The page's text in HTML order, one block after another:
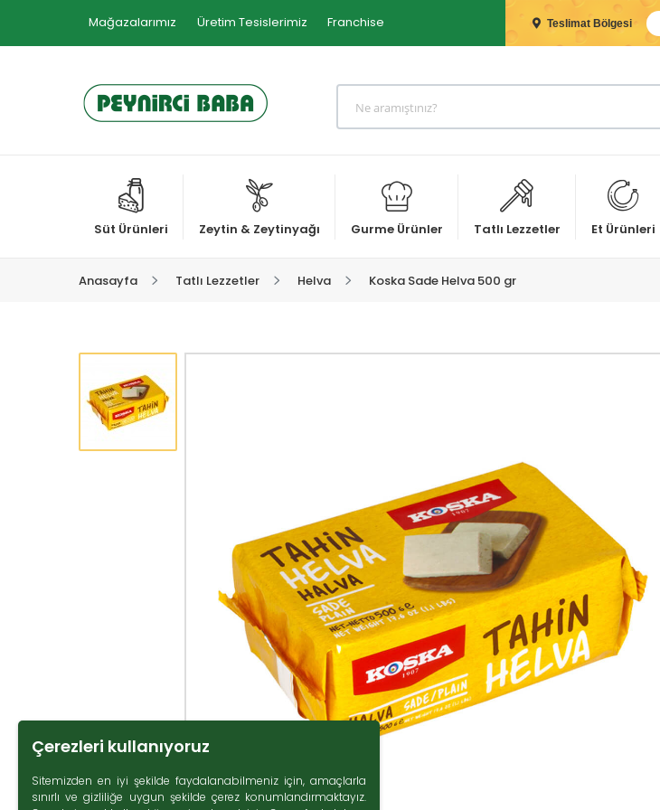
Mağazalarımız Üretim Tesislerimiz Franchise Teslimat Bölgesi
Süt Ürünleri Zeytin & Zeytinyağı Gurme Ürünler Tatlı Lezzetler Et Ürünleri
Anasayfa Tatlı Lezzetler Helva Koska Sade Helva 500 gr
Çerezleri kullanıyoruz
Sitemizden en iyi şekilde faydalanabilmeniz için, amaçlarla
sınırlı ve gizliliğe uygun şekilde çerez konumlandırmaktayız.